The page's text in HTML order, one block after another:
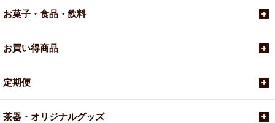
お菓子・食品・飲料
お買い得商品
定期便
茶器・オリジナルグッズ